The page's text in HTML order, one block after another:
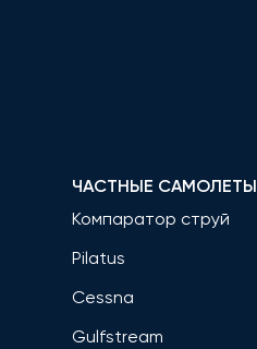
ЧАСТНЫЕ САМОЛЕТЫ
Компаратор струй
Pilatus
Cessna
Gulfstream